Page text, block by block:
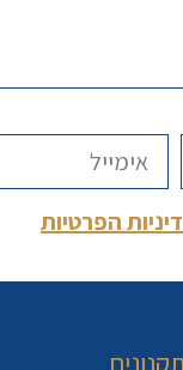
הפרטיות
תקנונים